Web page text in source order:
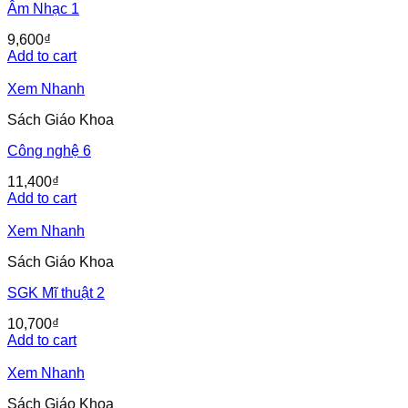
Âm Nhạc 1
9,600₫
Add to cart
Xem Nhanh
Sách Giáo Khoa
Công nghệ 6
11,400₫
Add to cart
Xem Nhanh
Sách Giáo Khoa
SGK Mĩ thuật 2
10,700₫
Add to cart
Xem Nhanh
Sách Giáo Khoa